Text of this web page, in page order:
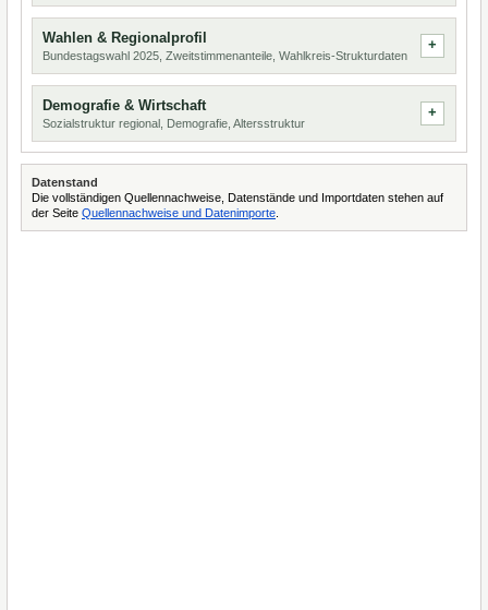
Wahlen & Regionalprofil
Bundestagswahl 2025, Zweitstimmenanteile, Wahlkreis-Strukturdaten
Demografie & Wirtschaft
Sozialstruktur regional, Demografie, Altersstruktur
Datenstand
Die vollständigen Quellennachweise, Datenstände und Importdaten stehen auf
der Seite Quellennachweise und Datenimporte